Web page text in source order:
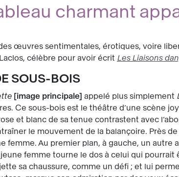
charmant
œuvres sentimentales, érotiques, voire
célèbre pour avoir écrit Les Liaisons
SOUS-BOIS
image principale appelé plus simplement
Ce sous-bois est le théâtre d’une scène
et blanc de sa tenue contrastent avec
le mouvement de la balançoire. Près
femme. Au premier plan, à gauche, un
femme tourne le dos à celui qui pourrait
sa chaussure, comme un défi ; et lui